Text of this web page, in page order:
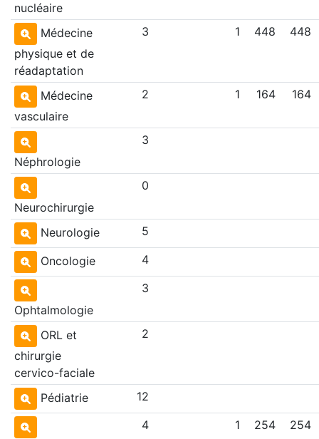
nucléaire
Médecine
physique et de
réadaptation
3 1 448 448
Médecine
vasculaire
2 1 164 164
Néphrologie
3
Neurochirurgie
0
Neurologie 5
Oncologie 4
Ophtalmologie
3
ORL et
chirurgie
cervico-faciale
2
Pédiatrie 12
4 1 254 254